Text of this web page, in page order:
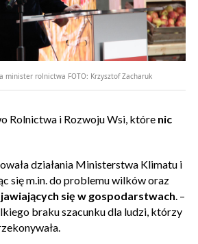
minister rolnictwa FOTO: Krzysztof Zacharuk
Rolnictwa i Rozwoju Wsi, które nic
działania Ministerstwa Klimatu i
się m.in. do problemu wilków oraz
się w gospodarstwach. –
braku szacunku dla ludzi, którzy